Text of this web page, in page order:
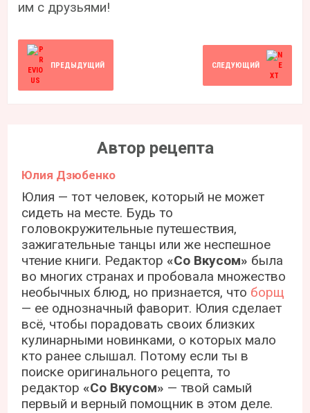
им с друзьями!
ПРЕДЫДУЩИЙ СЛЕДУЮЩИЙ
Автор рецепта
Юлия Дзюбенко
Юлия — тот человек, который не может
сидеть на месте. Будь то
головокружительные путешествия,
зажигательные танцы или же неспешное
чтение книги. Редактор«Со Вкусом» была
во многих странах и пробовала множество
необычных блюд, но признается, что борщ
— ее однозначный фаворит. Юлия сделает
всё, чтобы порадовать своих близких
кулинарными новинками, о которых мало
кто ранее слышал. Потому если ты в
поиске оригинального рецепта, то
редактор«Со Вкусом» — твой самый
первый и верный помощник в этом деле.